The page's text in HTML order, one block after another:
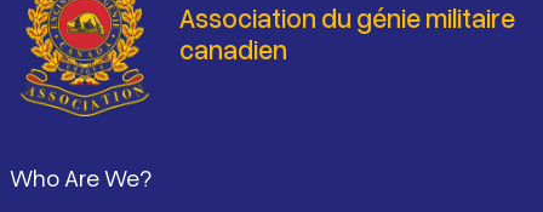
Association du génie militaire
canadien
Who Are We?